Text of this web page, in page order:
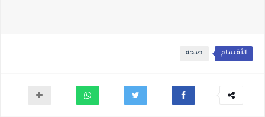
الأقسام صحه